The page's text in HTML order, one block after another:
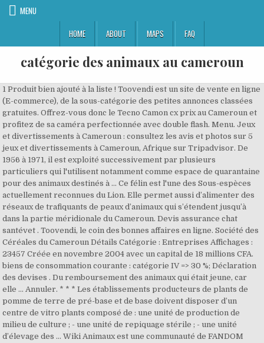
MENU
HOME
ABOUT MAPS FAQ
catégorie des animaux au cameroun
1 Produit bien ajouté à la liste ! Toovendi est un site de vente en ligne
(E-commerce), de la sous-catégorie des petites annonces classées
gratuites. Offrez-vous donc le Tecno Camon cx prix au Cameroun et
profitez de sa caméra perfectionnée avec double flash. Menu. Jeux
et divertissements à Cameroun : consultez les avis et photos sur 5
jeux et divertissements à Cameroun, Afrique sur Tripadvisor. De
1956 à 1971, il est exploité successivement par plusieurs
particuliers qui l'utilisent notamment comme espace de quarantaine
pour des animaux destinés à … Ce félin est l'une des Sous-espèces
actuellement reconnues du Lion. Elle permet aussi d’alimenter des
réseaux de trafiquants de peaux d’animaux qui s’étendent jusqu’à
dans la partie méridionale du Cameroun. Devis assurance chat
santévet . Toovendi, le coin des bonnes affaires en ligne. Société des
Céréales du Cameroun Détails Catégorie : Entreprises Affichages :
23457 Créée en novembre 2004 avec un capital de 18 millions CFA.
biens de consommation courante : catégorie IV => 30 %; Déclaration
des devises . Du remboursement des animaux qui était jeune, car
elle … Annuler. * * * Les établissements producteurs de plants de
pomme de terre de pré-base et de base doivent disposer d’un
centre de vitro plants composé de : une unité de production de
milieu de culture ; - une unité de repiquage stérile ; - une unité
d’élevage des … Wiki Animaux est une communauté de FANDOM